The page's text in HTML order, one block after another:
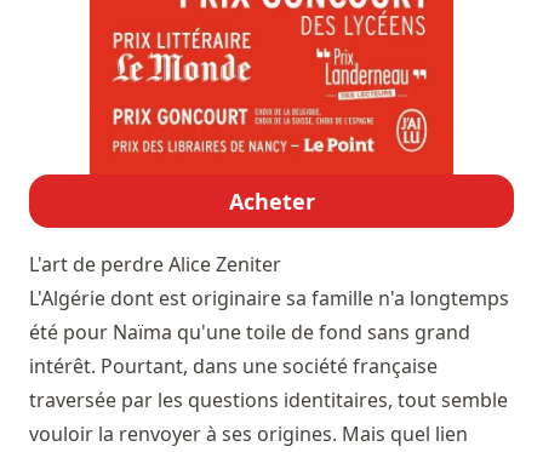
Acheter
L'art de perdreAlice Zeniter
L'Algérie dont est originaire sa famille n'a longtemps
été pour Naïma qu'une toile de fond sans grand
intérêt. Pourtant, dans une société française
traversée par les questions identitaires, tout semble
vouloir la renvoyer à ses origines. Mais quel lien